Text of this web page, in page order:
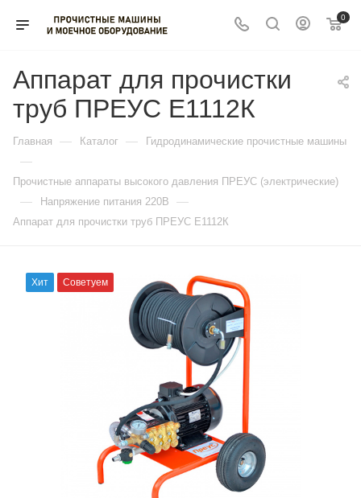
0
Аппарат для прочистки
труб ПРЕУС Е1112К
Главная — Каталог — Гидродинамические прочистные машины
—
Прочистные аппараты высокого давления ПРЕУС (электрические)
— Напряжение питания 220В —
Аппарат для прочистки труб ПРЕУС Е1112К
Хит Советуем